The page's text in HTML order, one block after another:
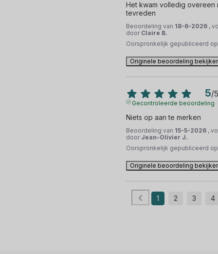
Het kwam volledig overeen
tevreden
Beoordeling van 18-6-2026 ,
door Claire B.
Oorspronkelijk gepubliceerd
Originele beoordeling
5/5
Gecontroleerde beoordeling
Niets op aan te merken
Beoordeling van 15-5-2026 ,
door Jean-Olivier J.
Oorspronkelijk gepubliceerd
Originele beoordeling
1 2 3 4